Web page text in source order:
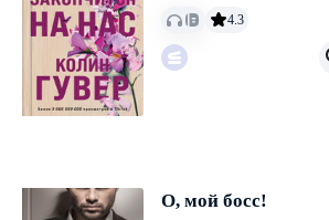
4.3
О, мой босс!